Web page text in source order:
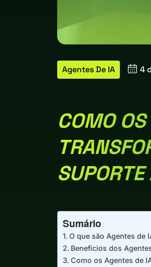
Agentes De IA 4
COMO
Sumário
O que são Agentes de
Benefícios dos
Como os Agentes de